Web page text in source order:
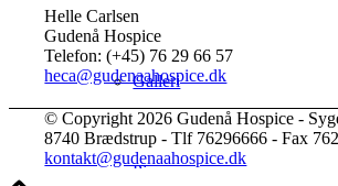
Galleri
Pjecer
Helle Carlsen
Gudenå Hospice
Telefon: (+45) 76 29 66 57
heca@gudenaahospice.dk
© Copyright 2026 Gudenå Hospice -
8740 Brædstrup - Tlf 76296666 - Fax
kontakt@gudenaahospice.dk